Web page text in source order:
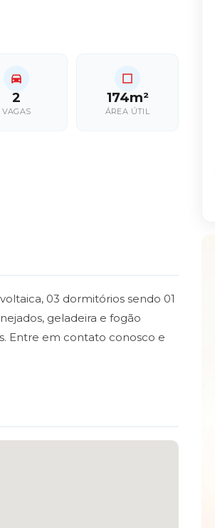
2
VAGAS
174m²
ÁREA ÚTIL
03 dormitórios sendo 01
geladeira e fogão
Entre em contato conosco e